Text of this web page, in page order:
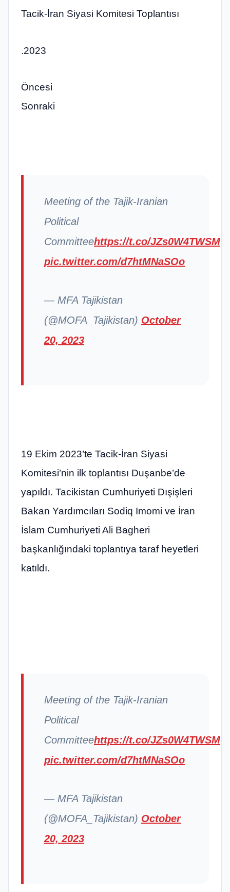
Tacik-İran Siyasi Komitesi Toplantısı
.2023
Öncesi
Sonraki
Meeting of the Tajik-Iranian
Political
Committeehttps://t.co/JZs0W4TWSM
pic.twitter.com/d7htMNaSOo
— MFA Tajikistan
(@MOFA_Tajikistan) October
20, 2023
19 Ekim 2023’te Tacik-İran Siyasi
Komitesi’nin ilk toplantısı Duşanbe’de
yapıldı. Tacikistan Cumhuriyeti Dışişleri
Bakan Yardımcıları Sodiq Imomi ve İran
İslam Cumhuriyeti Ali Bagheri
başkanlığındaki toplantıya taraf heyetleri
katıldı.
Meeting of the Tajik-Iranian
Political
Committeehttps://t.co/JZs0W4TWSM
pic.twitter.com/d7htMNaSOo
— MFA Tajikistan
(@MOFA_Tajikistan) October
20, 2023